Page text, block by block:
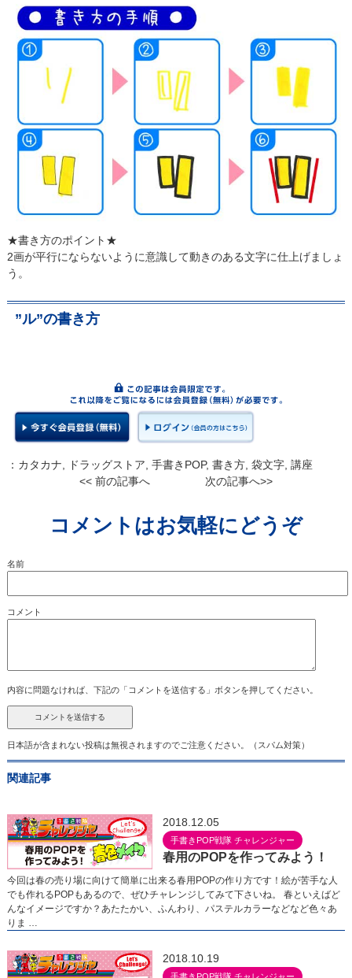
★書き方のポイント★
2画が平行にならないように意識して動きのある文字に仕上げましょ
う。
”ル”の書き方
： カタカナ ドラッグストア 手書きPOP, 書き方, 袋文字, 講座
<< 前の記事へ
次の記事へ>>
コメントはお気軽にどうぞ
名前
コメント
内容に問題なければ、下記の「コメントを送信する」ボタンを押してください。
日本語が含まれない投稿は無視されますのでご注意ください。（スパム対策）
関連記事
2018.12.05
手書きPOP戦隊 チャレンジャー
春用のPOPを作ってみよう！
今回は春の売り場に向けて簡単に出来る春用POPの作り方です！絵が苦手な人
でも作れるPOPもあるので、ぜひチャレンジしてみて下さいね。 春といえばど
んなイメージですか？あたたかい、ふんわり、パステルカラーなどなど色々あ
りま …
2018.10.19